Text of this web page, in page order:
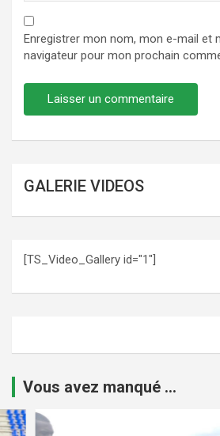
Enregistrer mon nom, mon e-mail et
navigateur pour mon prochain
GALERIE VIDEOS
[TS_Video_Gallery id="1"]
Vous avez manqué ...